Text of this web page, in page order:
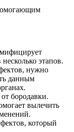
этапов.
нужно
данным
бородавки.
вылечить
который